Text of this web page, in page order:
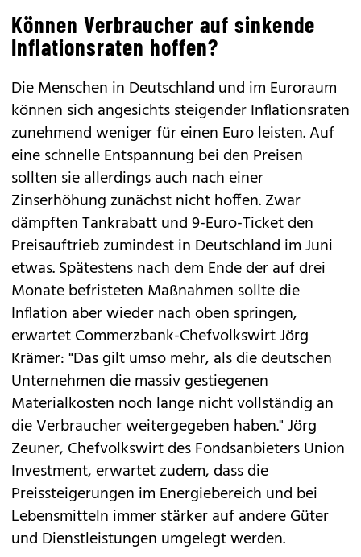
Können Verbraucher auf sinkende
Inflationsraten hoffen?
Die Menschen in Deutschland und im Euroraum
können sich angesichts steigender Inflationsraten
zunehmend weniger für einen Euro leisten. Auf
eine schnelle Entspannung bei den Preisen
sollten sie allerdings auch nach einer
Zinserhöhung zunächst nicht hoffen. Zwar
dämpften Tankrabatt und 9-Euro-Ticket den
Preisauftrieb zumindest in Deutschland im Juni
etwas. Spätestens nach dem Ende der auf drei
Monate befristeten Maßnahmen sollte die
Inflation aber wieder nach oben springen,
erwartet Commerzbank-Chefvolkswirt Jörg
Krämer: "Das gilt umso mehr, als die deutschen
Unternehmen die massiv gestiegenen
Materialkosten noch lange nicht vollständig an
die Verbraucher weitergegeben haben." Jörg
Zeuner, Chefvolkswirt des Fondsanbieters Union
Investment, erwartet zudem, dass die
Preissteigerungen im Energiebereich und bei
Lebensmitteln immer stärker auf andere Güter
und Dienstleistungen umgelegt werden.